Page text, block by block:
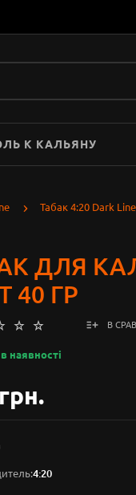
К КАЛЬЯНУ
Табак 4:20 Dark
ДЛЯ
40 ГР
В
наявності
4:20